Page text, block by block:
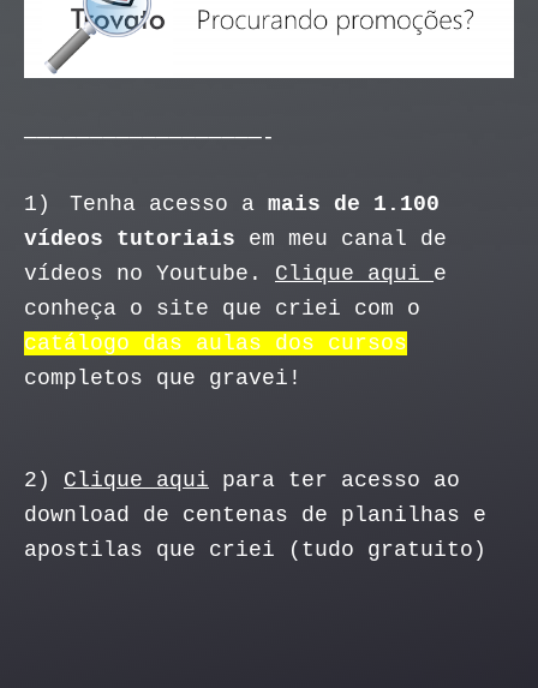
——————————————————-
1) Tenha acesso a mais de 1.100
vídeos tutoriais em meu canal de
vídeos no Youtube. Clique aqui e
catálogo das aulas dos cursos
completos que gravei!
2) Clique aqui para ter acesso ao
download de centenas de planilhas e
apostilas que criei (tudo gratuito)